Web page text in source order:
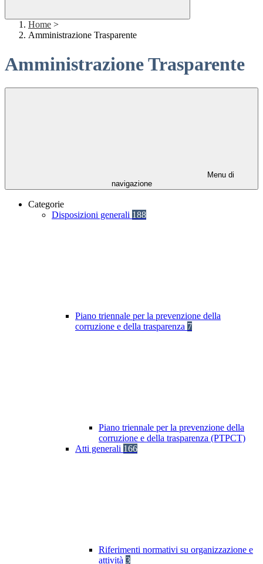
Home >
Amministrazione Trasparente
Amministrazione Trasparente
Menu di
navigazione
Categorie
Disposizioni generali 188
Piano triennale per la prevenzione della
corruzione e della trasparenza 7
Piano triennale per la prevenzione della
corruzione e della trasparenza (PTPCT)
Atti generali 166
Riferimenti normativi su organizzazione e
attività 3